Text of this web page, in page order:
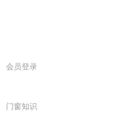
会员登录
门窗知识